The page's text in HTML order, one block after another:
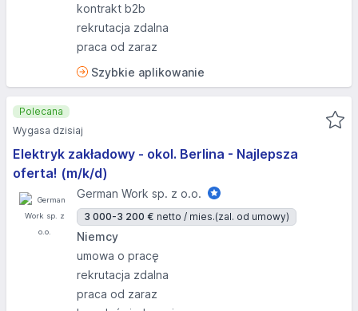
kontrakt b2b
rekrutacja zdalna
praca od zaraz
Szybkie aplikowanie
Elektryk zakładowy - okol. Berlina - Najlepsza
oferta! (m/k/d)
German Work sp. z o.o.
3 000-3 200 € netto / mies.(zal. od umowy)
Niemcy
umowa o pracę
rekrutacja zdalna
praca od zaraz
Polecana
Wygasa dzisiaj